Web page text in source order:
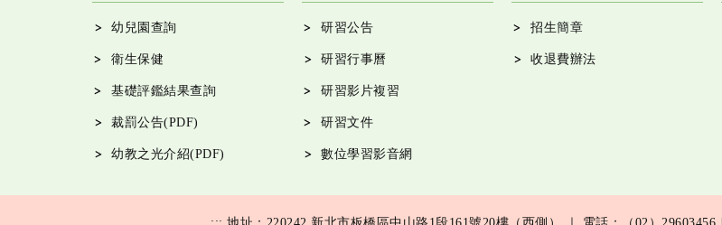
幼兒園查詢
衛生保健
基礎評鑑結果查詢
裁罰公告(PDF)
幼教之光介紹(PDF)
研習公告
研習行事曆
研習影片複習
研習文件
數位學習影音網
招生簡章
收退費辦法